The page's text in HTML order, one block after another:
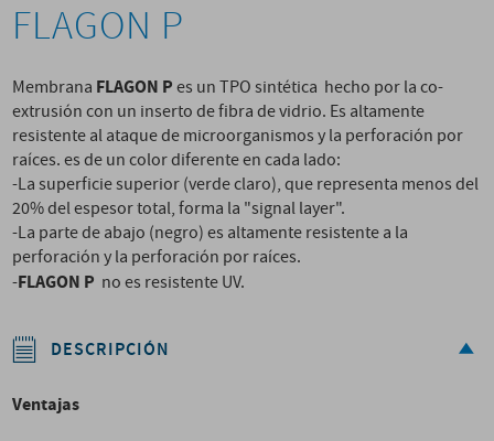
FLAGON P
Membrana FLAGON Pes un TPO sintética hecho por la co-
extrusión con un inserto de fibra de vidrio. Es altamente
resistente al ataque de microorganismos y la perforación por
raíces. es de un color diferente en cada lado:
-La superficie superior (verde claro), que representa menos del
20% del espesor total, forma la "signal layer".
-La parte de abajo (negro) es altamente resistente a la
perforación y la perforación por raíces.
-FLAGON P no es resistente UV.
DESCRIPCIÓN
Ventajas